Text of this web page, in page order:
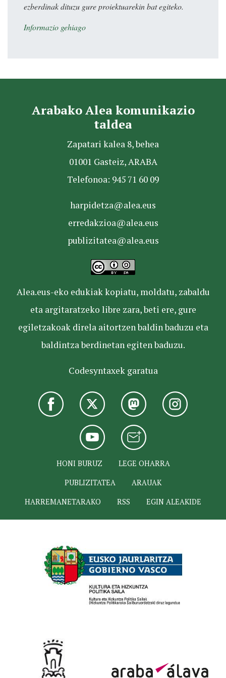
ezberdinak dituzu gure proiektuarekin bat egiteko.
Informazio gehiago
Arabako Alea komunikazio
taldea
Zapatari kalea 8, behea
01001 Gasteiz, ARABA
Telefonoa: 945 71 60 09
harpidetza@alea.eus
erredakzioa@alea.eus
publizitatea@alea.eus
Alea.eus-eko edukiak kopiatu, moldatu, zabaldu
eta argitaratzeko libre zara, beti ere, gure
egiletzakoak direla aitortzen baldin baduzu eta
baldintza berdinetan egiten baduzu.
Codesyntaxek garatua
HONI BURUZ
LEGE OHARRA
PUBLIZITATEA
ARAUAK
HARREMANETARAKO
RSS EGIN ALEAKIDE